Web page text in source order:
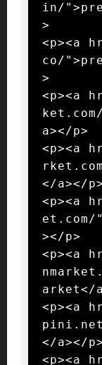
in/
>
<p><a
co/
>
<p><a
a></p>
<p><a
</a></p>
<p><a
et.com/
></p>
<p><a
arket</
<p><a
</a></p>
<p><a